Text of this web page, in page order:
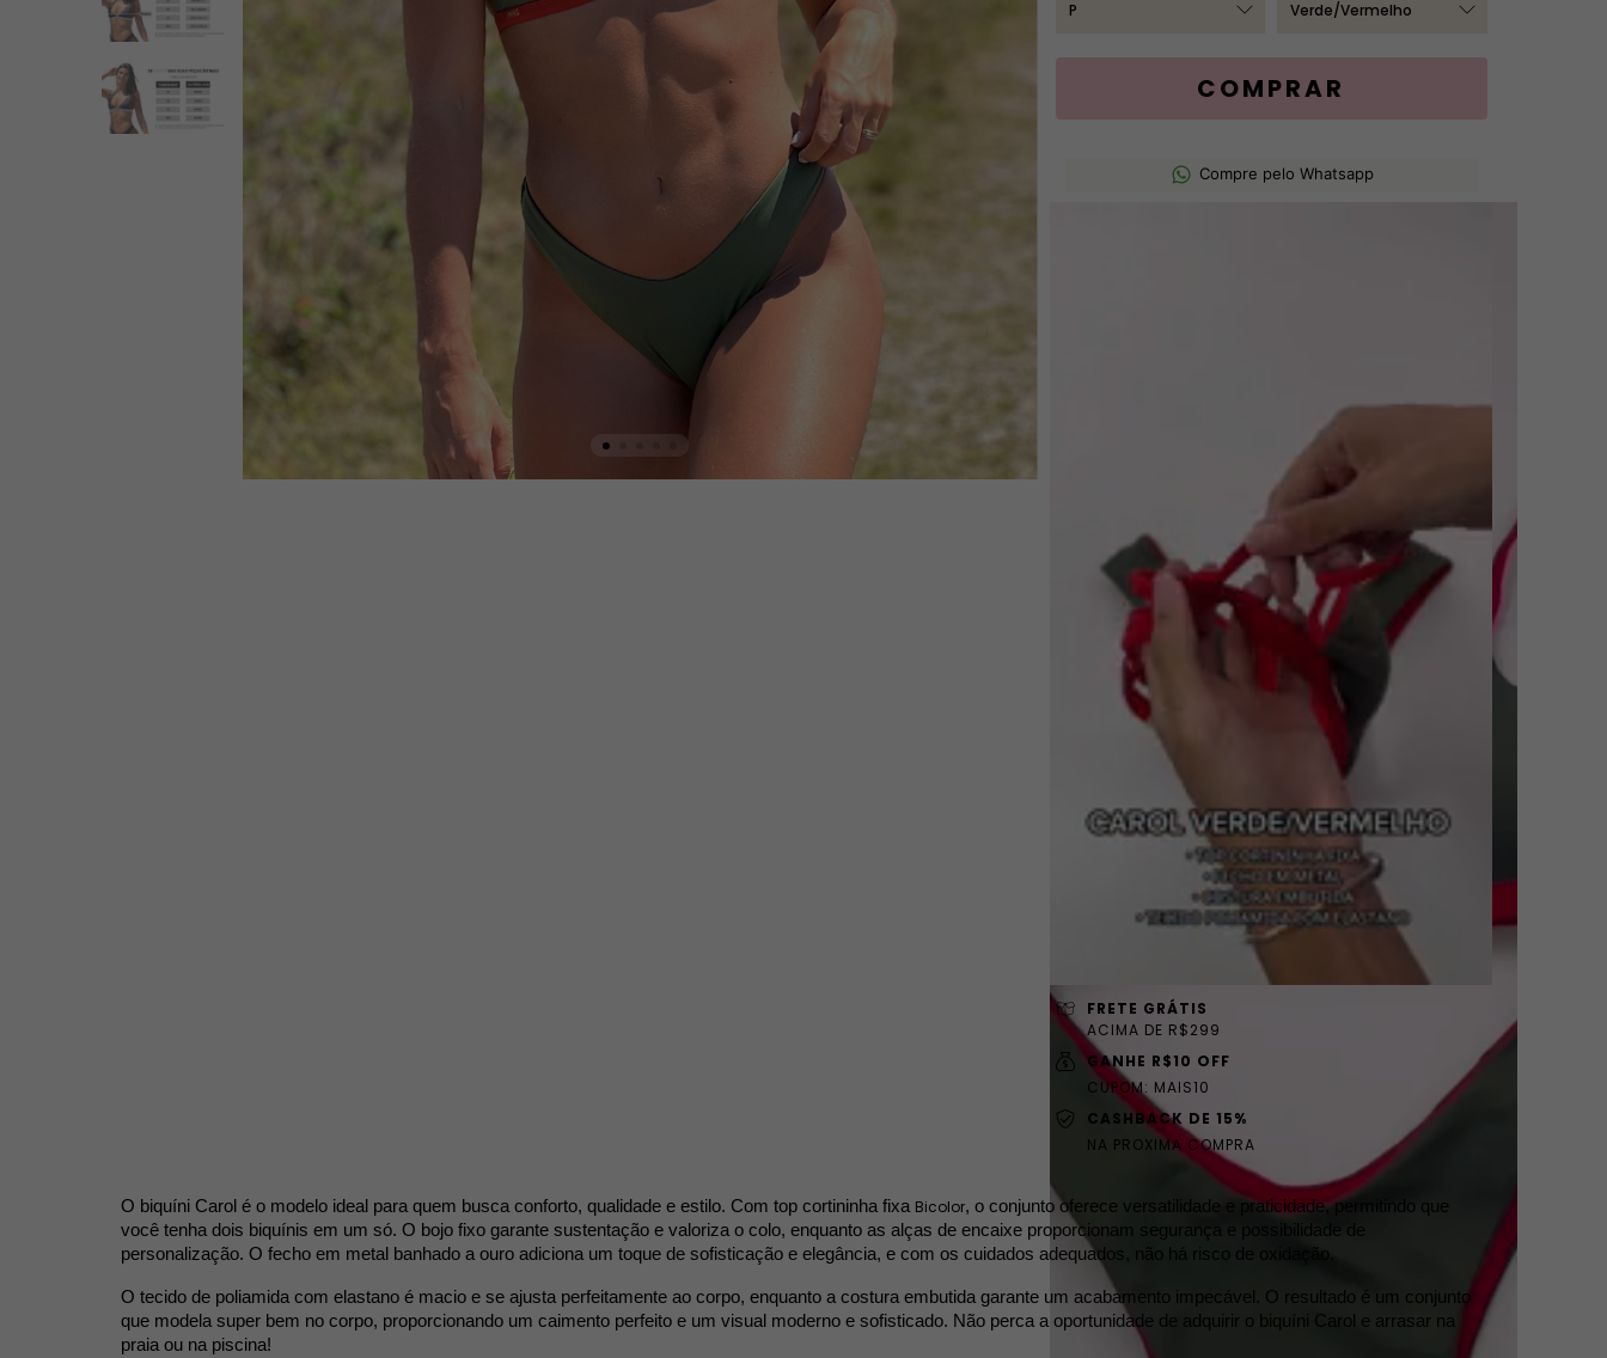
Compre pelo Whatsapp
FRETE GRÁTIS
ACIMA DE R$299
GANHE R$10 OFF
CUPOM: MAIS10
CASHBACK DE 15%
NA PROXIMA COMPRA
O biquíni Carol é o modelo ideal para quem busca conforto, qualidade e estilo. Com top cortininha fixa Bicolor, o conjunto oferece versatilidade e praticidade, permitindo que
você tenha dois biquínis em um só. O bojo fixo garante sustentação e valoriza o colo, enquanto as alças de encaixe proporcionam segurança e possibilidade de
personalização. O fecho em metal banhado a ouro adiciona um toque de sofisticação e elegância, e com os cuidados adequados, não há risco de oxidação.
O tecido de poliamida com elastano é macio e se ajusta perfeitamente ao corpo, enquanto a costura embutida garante um acabamento impecável. O resultado é um conjunto
que modela super bem no corpo, proporcionando um caimento perfeito e um visual moderno e sofisticado. Não perca a oportunidade de adquirir o biquíni Carol e arrasar na
praia ou na piscina!